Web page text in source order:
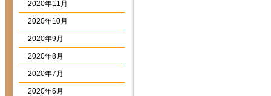
2020年11月
2020年10月
2020年9月
2020年8月
2020年7月
2020年6月